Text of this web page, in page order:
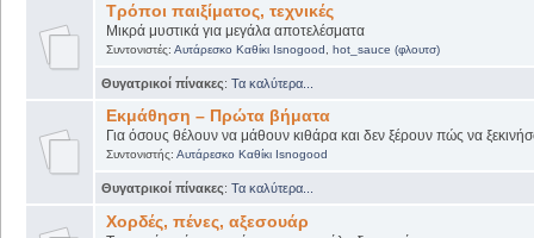
Τρόποι παιξίματος, τεχνικές
Μικρά μυστικά για μεγάλα αποτελέσματα
Συντονιστές: Αυτάρεσκο Καθίκι Isnogood hot_sauce (φλουτσ)
Θυγατρικοί πίνακες: Τα καλύτερα...
Εκμάθηση – Πρώτα βήματα
Για όσους θέλουν να μάθουν κιθάρα και δεν ξέρουν πώς να
Συντονιστής: Αυτάρεσκο Καθίκι Isnogood
Θυγατρικοί πίνακες: Τα καλύτερα...
Χορδές, πένες, αξεσουάρ